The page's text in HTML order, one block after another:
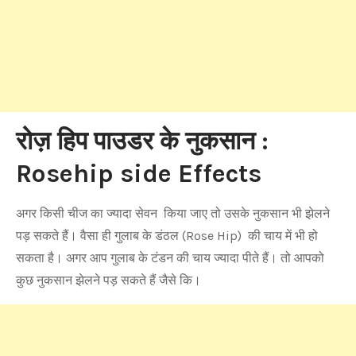
रोज़ हिप पाउडर के नुकसान :
Rosehip side Effects
अगर किसी चीज का ज्यादा सेवन किया जाए तो उसके नुकसान भी झेलने
पड़ सकते हैं। वैसा ही गुलाब के डंठल (Rose Hip) की चाय में भी हो
सकता है। अगर आप गुलाब के टंडन की चाय ज्यादा पीते हैं। तो आपको
कुछ नुकसान झेलने पड़ सकते हैं जैसे कि।